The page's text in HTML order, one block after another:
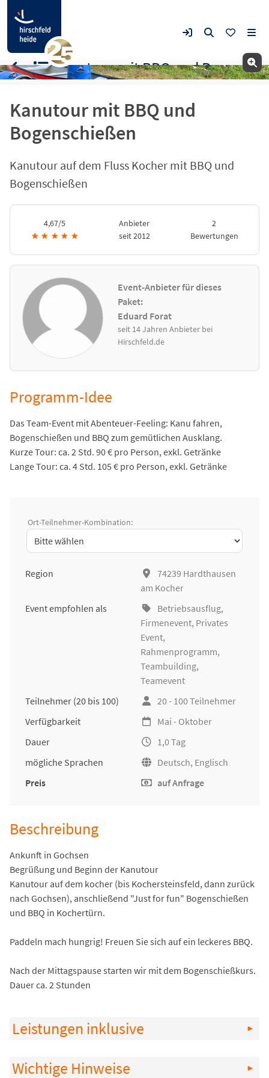
Kanutour mit BBQ und
Bogenschießen
Kanutour auf dem Fluss Kocher mit BBQ und
Bogenschießen
4,67/5
★ ★ ★ ★ ★
Anbieter
seit 2012
2
Bewertungen
Event-Anbieter für dieses
Paket:
Eduard Forat
seit 14 Jahren Anbieter bei
Hirschfeld.de
Kanutour mit BBQ und Bogenschießen
Programm-Idee
Das Team-Event mit Abenteuer-Feeling: Kanu fahren,
Bogenschießen und BBQ zum gemütlichen Ausklang.
Kurze Tour: ca. 2 Std. 90 € pro Person, exkl. Getränke
Lange Tour: ca. 4 Std. 105 € pro Person, exkl. Getränke
Ort-Teilnehmer-Kombination:
Region
74239 Hardthausen
am Kocher
Event empfohlen als
Betriebsausflug,
Firmenevent, Privates
Event,
Rahmenprogramm,
Teambuilding,
Teamevent
Teilnehmer (20 bis 100)
20 - 100 Teilnehmer
Verfügbarkeit
Mai - Oktober
Dauer
1,0 Tag
mögliche Sprachen
Deutsch, Englisch
Preis
auf Anfrage
Beschreibung
Ankunft in Gochsen
Begrüßung und Beginn der Kanutour
Kanutour auf dem kocher (bis Kochersteinsfeld, dann zurück
nach Gochsen), anschließend "Just for fun" Bogenschießen
und BBQ in Kochertürn.
Paddeln mach hungrig! Freuen Sie sich auf ein leckeres BBQ.
Nach der Mittagspause starten wir mit dem Bogenschießkurs.
Dauer ca. 2 Stunden
Leistungen inklusive
Wichtige Hinweise